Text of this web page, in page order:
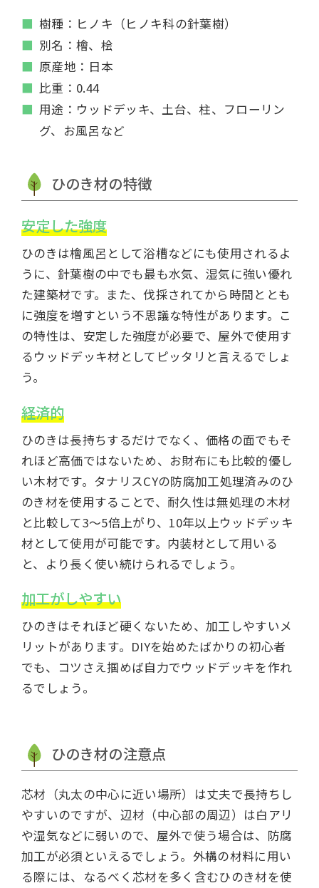
樹種：ヒノキ（ヒノキ科の針葉樹）
別名：檜、桧
原産地：日本
比重：0.44
用途：ウッドデッキ、土台、柱、フローリン
グ、お風呂など
ひのき材の特徴
安定した強度
ひのきは檜風呂として浴槽などにも使用されるよ
うに、針葉樹の中でも最も水気、湿気に強い優れ
た建築材です。また、伐採されてから時間ととも
に強度を増すという不思議な特性があります。こ
の特性は、安定した強度が必要で、屋外で使用す
るウッドデッキ材としてピッタリと言えるでしょ
う。
経済的
ひのきは長持ちするだけでなく、価格の面でもそ
れほど高価ではないため、お財布にも比較的優し
い木材です。タナリスCYの防腐加工処理済みのひ
のき材を使用することで、耐久性は無処理の木材
と比較して3〜5倍上がり、10年以上ウッドデッキ
材として使用が可能です。内装材として用いる
と、より長く使い続けられるでしょう。
加工がしやすい
ひのきはそれほど硬くないため、加工しやすいメ
リットがあります。DIYを始めたばかりの初心者
でも、コツさえ掴めば自力でウッドデッキを作れ
るでしょう。
ひのき材の注意点
芯材（丸太の中心に近い場所）は丈夫で長持ちし
やすいのですが、辺材（中心部の周辺）は白アリ
や湿気などに弱いので、屋外で使う場合は、防腐
加工が必須といえるでしょう。外構の材料に用い
る際には、なるべく芯材を多く含むひのき材を使